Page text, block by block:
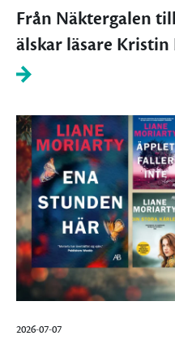
Från Näktergalen
älskar läsare Kristin
2026-07-07